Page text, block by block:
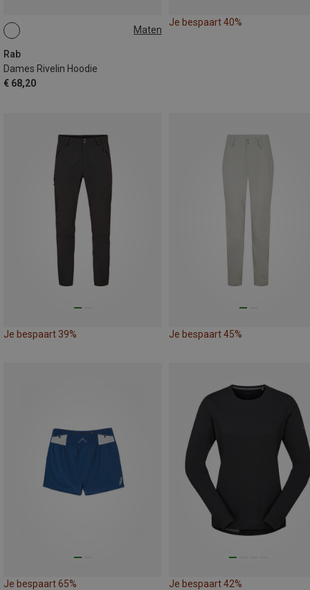
Maten
Rab
Dames Rivelin Hoodie
€ 68,20
S
Je bespaart 40%
Je bespaart 39% Je bespaart 45%
Je bespaart 65% Je bespaart 42%